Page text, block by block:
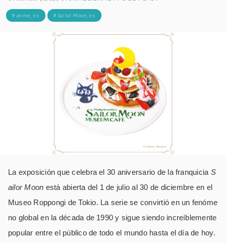
# anime_es # Sailor Moon_es
La exposición que celebra el 30 aniversario de la franquicia S
ailor Moon está abierta del 1 de julio al 30 de diciembre en el
Museo Roppongi de Tokio. La serie se convirtió en un fenóme
no global en la década de 1990 y sigue siendo increíblemente
popular entre el público de todo el mundo hasta el día de hoy.